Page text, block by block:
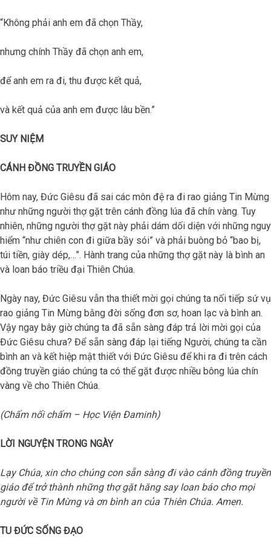
“Không phải anh em đã chọn Thầy,
nhưng chính Thầy đã chọn anh em,
để anh em ra đi, thu được kết quả,
và kết quả của anh em được lâu bền.”
SUY NIỆM
CÁNH ĐỒNG TRUYỀN GIÁO
Hôm nay, Đức Giêsu đã sai các môn đệ ra đi rao giảng Tin Mừng
như những người thợ gặt trên cánh đồng lúa đã chín vàng. Tuy
nhiên, những người thợ gặt này phải dám dối diện với những nguy
hiểm “như chiên con đi giữa bầy sói” và phải buông bỏ “bao bị,
túi tiền, giày dép,…”. Hành trang của những thợ gặt này là bình an
và loan báo triều đại Thiên Chúa.
Ngày nay, Đức Giêsu vẫn tha thiết mời gọi chúng ta nối tiếp sứ vụ
rao giảng Tin Mừng bằng đời sống đơn sơ, hoan lạc và bình an.
Vậy ngay bây giờ chúng ta đã sẵn sàng đáp trả lời mời gọi của
Đức Giêsu chưa? Để sẵn sàng đáp lại tiếng Người, chúng ta cần
bình an và kết hiệp mật thiết với Đức Giêsu để khi ra đi trên cách
đồng truyền giáo chúng ta có thể gặt được nhiều bông lúa chín
vàng về cho Thiên Chúa.
(Chấm nối chấm – Học Viện Đaminh)
LỜI NGUYỆN TRONG NGÀY
Lạy Chúa, xin cho chúng con sẵn sàng đi vào cánh đồng truyền
giáo để trở thành những thợ gặt hăng say loan báo cho mọi
người về Tin Mừng và ơn bình an của Thiên Chúa. Amen.
TU ĐỨC SỐNG ĐẠO